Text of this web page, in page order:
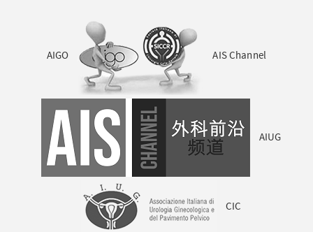
AIGO AIS Channel
AIUG
CIC